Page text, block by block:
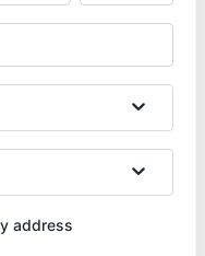
address